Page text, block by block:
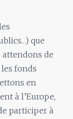
que
de
les fonds
en
à l’Europe,
participer à